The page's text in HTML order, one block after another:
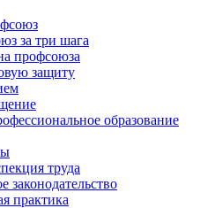
за три шага
профсоюза
защиту
образование
труда
законодательство
практика